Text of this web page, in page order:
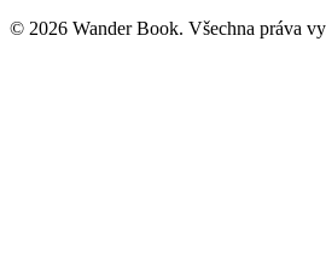
© 2026 Wander Book. Všechna práva